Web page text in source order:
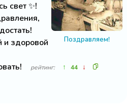
Поздравляем!
свет ✨!
и здоровой
рейтинг: ↑ 44 ↓